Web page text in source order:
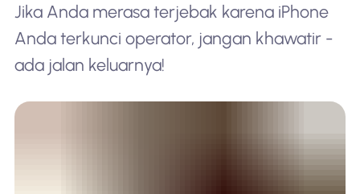
Jika Anda merasa terjebak karena iPhone
Anda terkunci operator, jangan khawatir -
ada jalan keluarnya!